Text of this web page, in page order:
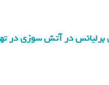
برلیانس در آتش سوزی در